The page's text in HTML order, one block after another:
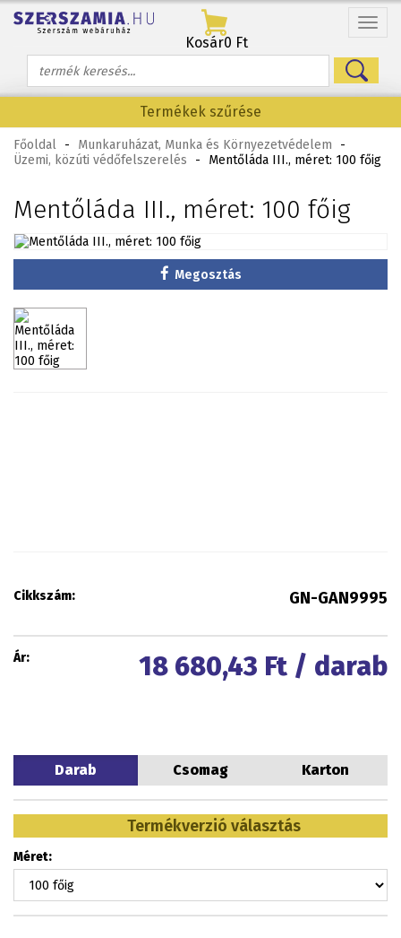
Menü
Kosár0 Ft
Termékek szűrése
Főoldal - Munkaruházat, Munka és Környezetvédelem
-
Üzemi, közúti védőfelszerelés
- Mentőláda III., méret: 100 főig
Mentőláda III., méret: 100 főig
Megosztás
Cikkszám: GN-GAN9995
Ár: 18 680,43 Ft / darab
Darab Csomag Karton
Termékverzió választás
Méret: